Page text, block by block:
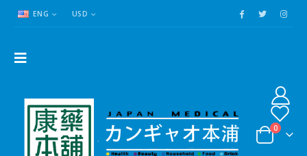
ENG USD
0